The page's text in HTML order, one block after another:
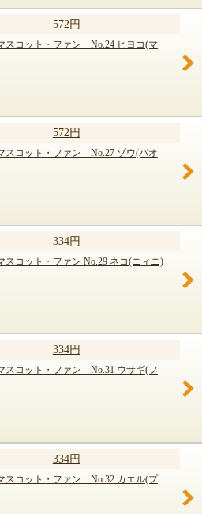
572円
スコット・ファン No.24 ヒヨコ(マ
572円
スコット・ファン No.27 ゾウ(パオ
334円
スコット・ファン No.29 ネコ(ニィニ)
334円
スコット・ファン No.31 ウサギ(フ
334円
スコット・ファン No.32 カエル(プ